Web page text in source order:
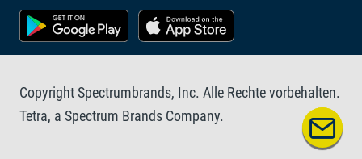
Copyright Spectrumbrands, Inc. Alle Rechte vorbehalten.
Tetra, a Spectrum Brands Company.